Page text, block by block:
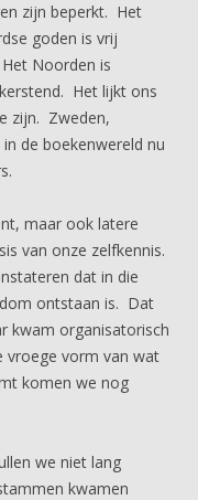
zijn beperkt. Het
goden is vrij
Noorden is
Het lijkt ons
zijn. Zweden,
de boekenwereld nu
maar ook latere
van onze zelfkennis.
dat in die
ontstaan is. Dat
kwam organisatorisch
vroege vorm van wat
komen we nog
we niet lang
kwamen